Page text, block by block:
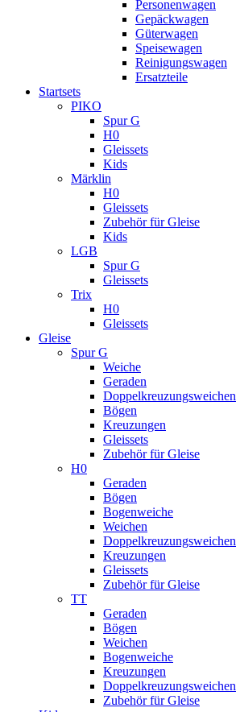
Personenwagen
Gepäckwagen
Güterwagen
Speisewagen
Reinigungswagen
Ersatzteile
Startsets
PIKO
Spur G
H0
Gleissets
Kids
Märklin
H0
Gleissets
Zubehör für Gleise
Kids
LGB
Spur G
Gleissets
Trix
H0
Gleissets
Gleise
Spur G
Weiche
Geraden
Doppelkreuzungsweichen
Bögen
Kreuzungen
Gleissets
Zubehör für Gleise
H0
Geraden
Bögen
Bogenweiche
Weichen
Doppelkreuzungsweichen
Kreuzungen
Gleissets
Zubehör für Gleise
TT
Geraden
Bögen
Weichen
Bogenweiche
Kreuzungen
Doppelkreuzungsweichen
Zubehör für Gleise